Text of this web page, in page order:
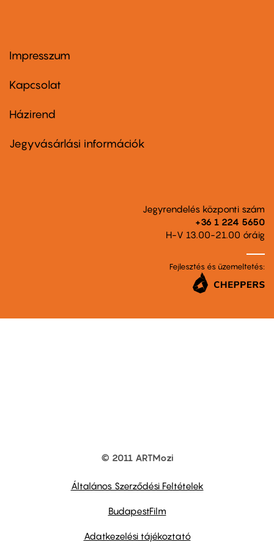
Footer
first
Impresszum
Kapcsolat
Footer
second
Házirend
Jegyvásárlási információk
Jegyrendelés központi szám
+36 1 224 5650
H-V 13.00-21.00 óráig
Fejlesztés és üzemeltetés:
© 2011 ARTMozi
Általános Szerződési Feltételek
BudapestFilm
Adatkezelési tájékoztató